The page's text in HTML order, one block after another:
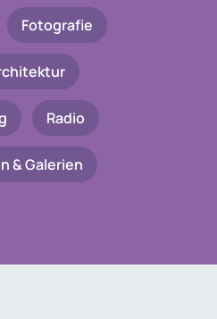
Fotografie
Radio
& Galerien